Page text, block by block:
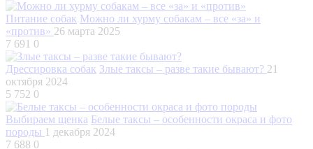
Питание собак Можно ли хурму собакам – все «за» и
«против» 26 марта 2025
7 691 0
Дрессировка собак Злые таксы – разве такие бывают? 21
октября 2024
5 752 0
Выбираем щенка Белые таксы – особенности окраса и фото
породы 1 декабря 2024
7 688 0